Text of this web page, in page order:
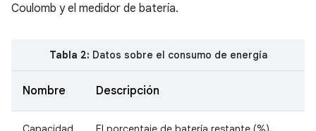
Coulomb y el medidor de batería.
Tabla 2: Datos sobre el consumo de energía
Nombre Descripción